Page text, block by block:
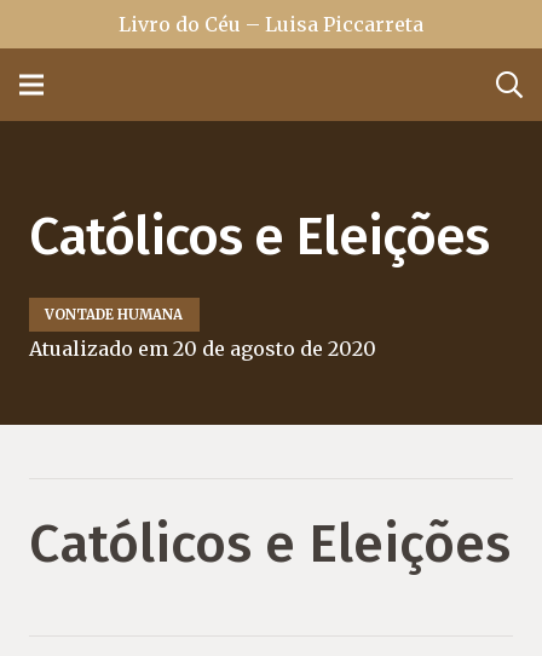
Livro do Céu – Luisa Piccarreta
Católicos e Eleições
VONTADE HUMANA
Atualizado em 20 de agosto de 2020
Católicos e Eleições